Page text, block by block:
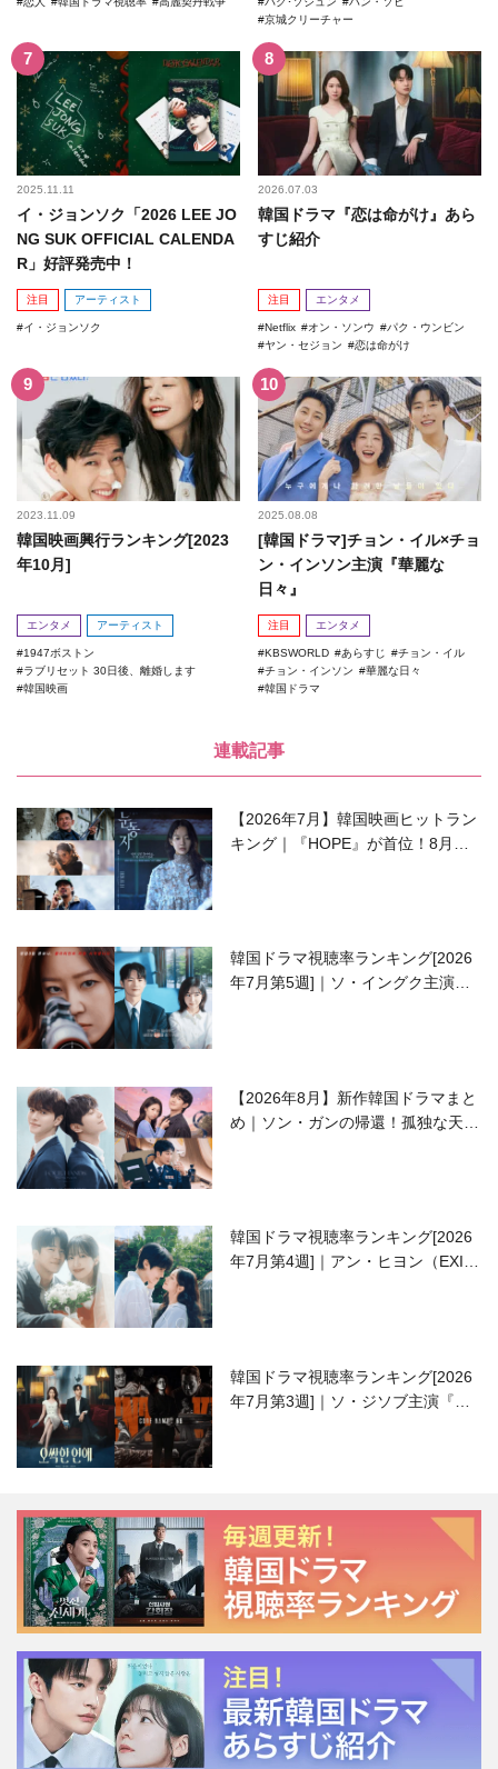
京城クリーチャー
2025.11.11
イ・ジョンソク「2026 LEE JO
NG SUK OFFICIAL CALENDA
R」好評発売中！
注目 アーティスト
イ・ジョンソク
2026.07.03
韓国ドラマ『恋は命がけ』あら
すじ紹介
注目 エンタメ
Netflix オン・ソンウ
パク・ウンビン
ヤン・セジョン
恋は命がけ
2023.11.09
韓国映画興行ランキング[2023
年10月]
エンタメ アーティスト
1947ボストン
ラブリセット 30日後、離婚します
韓国映画
2025.08.08
[韓国ドラマ]チョン・イル×チョ
ン・インソン主演『華麗な
日々』
注目 エンタメ
KBSWORLD あらすじ
チョン・イル
チョン・インソン
華麗な日々
韓国ドラマ
連載記事
【2026年7月】韓国映画ヒットラン
キング｜『HOPE』が首位！8月公
韓国ドラマ視聴率ランキング[2026
年7月第5週]｜ソ・イングク主演の
【2026年8月】新作韓国ドラマまと
め｜ソン・ガンの帰還！孤独な天才
韓国ドラマ視聴率ランキング[2026
年7月第4週]｜アン・ヒヨン（EXID
韓国ドラマ視聴率ランキング[2026
年7月第3週]｜ソ・ジソブ主演『エ